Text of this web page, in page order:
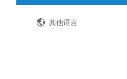
其他语言